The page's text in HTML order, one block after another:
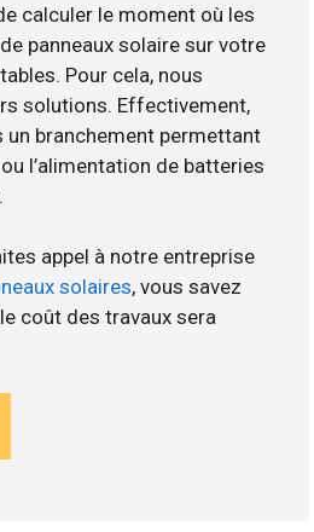
calculer le moment où les
panneaux solaire sur votre
Pour cela, nous
solutions. Effectivement,
un branchement permettant
l’alimentation de batteries
appel à notre entreprise
solaires, vous savez
coût des travaux sera